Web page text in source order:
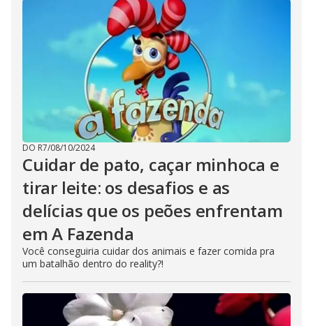
DO R7/08/10/2024
Cuidar de pato, caçar minhoca e
tirar leite: os desafios e as
delícias que os peões enfrentam
em A Fazenda
Você conseguiria cuidar dos animais e fazer comida pra
um batalhão dentro do reality?!